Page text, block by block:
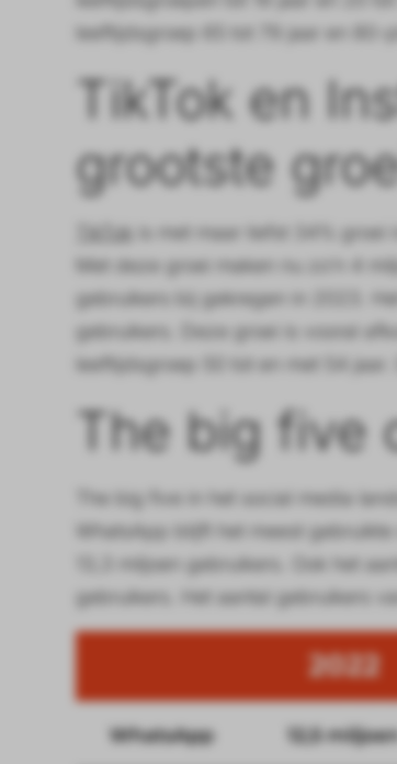
leeftijdsgroep 65 tot 79 jaar en 80-
TikTok en
grootste
TikTok
is met maar liefst 34% groei
Met deze groei maken nu zo’n 4
gebruikers bij gekregen in 2023.
gebruikers. Deze groei is vooral
leeftijdsgroep 50 tot en met 54
The big five
The big five in het social media
WhatsApp blijft het meest
13,3 miljoen gebruikers. Ook het
gebruikers. Het aantal gebruikers